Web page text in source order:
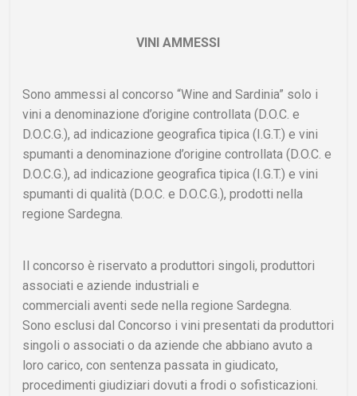
VINI AMMESSI
Sono ammessi al concorso “Wine and Sardinia” solo i
vini a denominazione d’origine controllata (D.O.C. e
D.O.C.G.), ad indicazione geografica tipica (I.G.T.) e vini
spumanti a denominazione d’origine controllata (D.O.C. e
D.O.C.G.), ad indicazione geografica tipica (I.G.T.) e vini
spumanti di qualità (D.O.C. e D.O.C.G.), prodotti nella
regione Sardegna.
Il concorso è riservato a produttori singoli, produttori
associati e aziende industriali e
commerciali aventi sede nella regione Sardegna.
Sono esclusi dal Concorso i vini presentati da produttori
singoli o associati o da aziende che abbiano avuto a
loro carico, con sentenza passata in giudicato,
procedimenti giudiziari dovuti a frodi o sofisticazioni.